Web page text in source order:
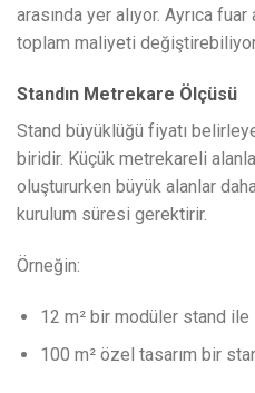
arasında yer alıyor. Ayrıca fuar
toplam maliyeti
Standın Metrekare Ölçüsü
Stand büyüklüğü fiyatı
biridir. Küçük metrekareli
oluştururken büyük alanlar
kurulum süresi gerektirir.
Örneğin:
12 m² bir modüler stand ile
100 m² özel tasarım bir